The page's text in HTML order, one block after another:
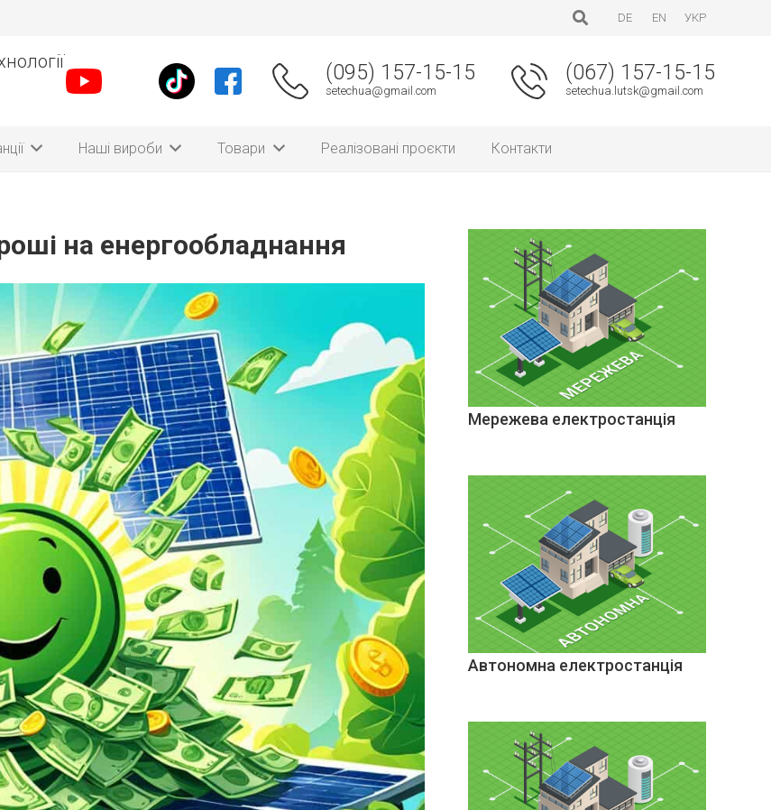
DE EN УКР
(095) 157-15-15
setechua@gmail.com
(067) 157-15-15
setechua.lutsk@gmail.com
Наші вироби Товари Реалізовані проєкти Контакти
на енергообладнання
Мережева електростанція
Автономна електростанція